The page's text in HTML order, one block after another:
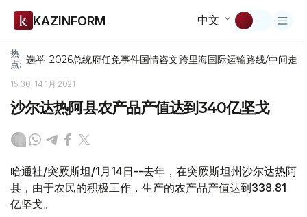
KAZINFORM 中文
热
点: 选举-2026总统府任免事件国情咨文跨里海国际运输路线/中间走廊
15:30, 14 1月 2021
沙尔达热阿县农产品产值达到340亿坚戈
哈通社/突厥斯坦/1月14日--去年，在突厥斯坦州沙尔达热阿
县，由于农民的积极工作，生产的农产品产值达到338.81
亿坚戈。